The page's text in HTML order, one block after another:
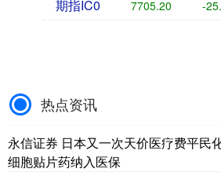
期指IC0 7705.20 -
热点资讯
永信证券 日本又一次天价医疗费平民
细胞贴片药纳入医保